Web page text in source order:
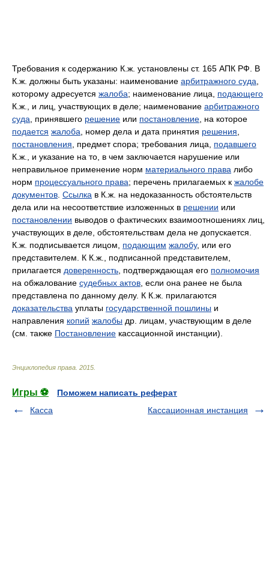
Требования к содержанию К.ж. установлены ст. 165 АПК РФ. В
К.ж. должны быть указаны: наименование арбитражного суда
которому адресуется жалоба; наименование лица, подающего
К.ж., и лиц, участвующих в деле; наименование арбитражного
суда , принявшего решение или постановление , на которое
подается жалоба , номер дела и дата принятия решения
постановления , предмет спора; требования лица, подавшего
К.ж., и указание на то, в чем заключается нарушение или
неправильное применение норм материального права либо
норм процессуального права; перечень прилагаемых к жалобе
документов Ссылка в К.ж. на недоказанность обстоятельств
дела или на несоответствие изложенных в решении или
постановлении выводов о фактических взаимоотношениях лиц,
участвующих в деле, обстоятельствам дела не допускается.
К.ж. подписывается лицом, подающим жалобу, или его
представителем. К К.ж., подписанной представителем,
прилагается доверенность , подтверждающая его полномочия
на обжалование судебных актов , если она ранее не была
представлена по данному делу. К К.ж. прилагаются
доказательства уплаты государственной пошлины и
направления копий жалобы др. лицам, участвующим в деле
(см. также Постановление кассационной инстанции).
Энциклопедия права 2015
Игры ⚽
Поможем написать реферат
Касса
Кассационная инстанция